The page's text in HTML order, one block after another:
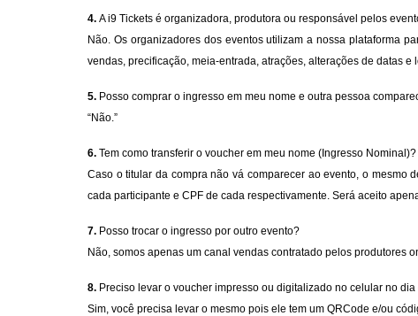
4. A i9 Tickets é organizadora, produtora ou responsável pelos
Não. Os organizadores dos eventos utilizam a nossa plataforma
vendas, precificação, meia-entrada, atrações, alterações de datas
5. Posso comprar o ingresso em meu nome e outra pessoa
“Não.”
6. Tem como transferir o voucher em meu nome (Ingresso Nominal)?
Caso o titular da compra não vá comparecer ao evento, o mesmo
cada participante e CPF de cada respectivamente. Será aceito
7. Posso trocar o ingresso por outro evento?
Não, somos apenas um canal vendas contratado pelos produtores
8. Preciso levar o voucher impresso ou digitalizado no celular no
Sim, você precisa levar o mesmo pois ele tem um QRCode e/ou